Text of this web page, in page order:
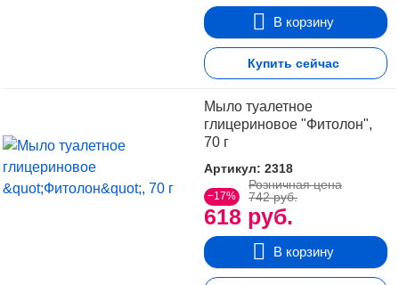
В корзину
Купить сейчас
Мыло туалетное
глицериновое "Фитолон",
70 г
Артикул: 2318
−17%
618 руб.
Розничная цена
742 руб.
В корзину